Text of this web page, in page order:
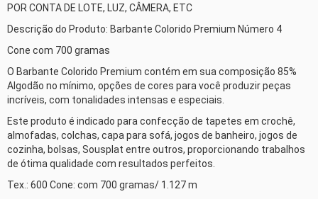
POR CONTA DE LOTE, LUZ, CÂMERA, ETC
Descrição do Produto: Barbante Colorido Premium Número 4
Cone com 700 gramas
O Barbante Colorido Premium contém em sua composição 85%
Algodão no mínimo, opções de cores para você produzir peças
incríveis, com tonalidades intensas e especiais.
Este produto é indicado para confecção de tapetes em crochê,
almofadas, colchas, capa para sofá, jogos de banheiro, jogos de
cozinha, bolsas, Sousplat entre outros, proporcionando trabalhos
de ótima qualidade com resultados perfeitos.
Tex.: 600 Cone: com 700 gramas/ 1.127 m